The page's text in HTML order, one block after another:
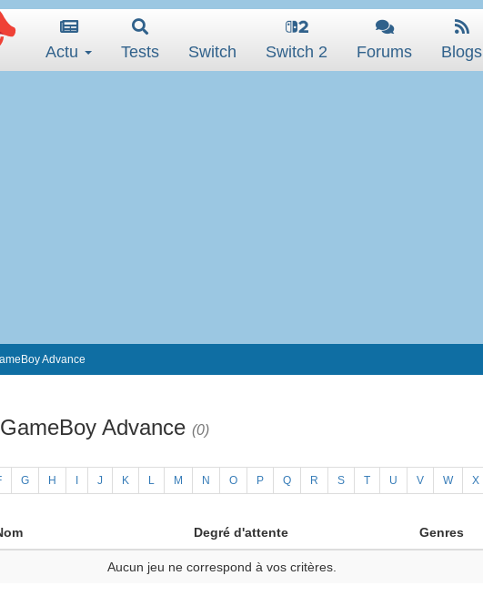
Actu Tests Switch Switch 2 Forums Blogs
Advance
Advance (0)
G H J K L M N O P Q R S T U V W X
Degré d'attente Genres
Aucun jeu ne correspond à vos critères.